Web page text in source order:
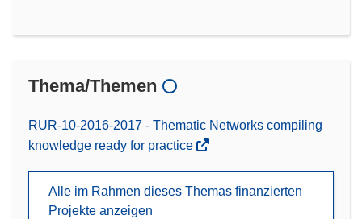
Thema/Themen
RUR-10-2016-2017 - Thematic Networks compiling
knowledge ready for practice
Alle im Rahmen dieses Themas finanzierten
Projekte anzeigen